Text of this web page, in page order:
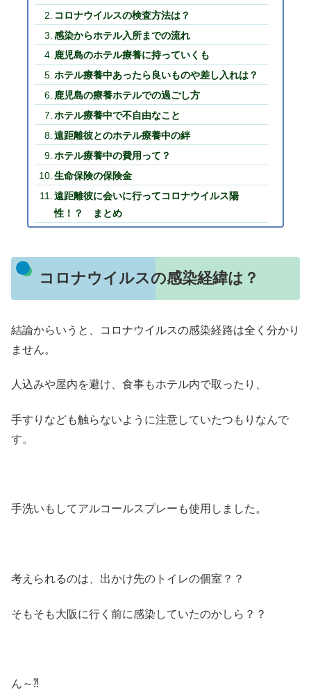
コロナウイルスの検査方法は？
感染からホテル入所までの流れ
鹿児島のホテル療養に持っていくも
ホテル療養中あったら良いものや差し入れは？
鹿児島の療養ホテルでの過ごし方
ホテル療養中で不自由なこと
遠距離彼とのホテル療養中の絆
ホテル療養中の費用って？
生命保険の保険金
遠距離彼に会いに行ってコロナウイルス陽
性！？ まとめ
コロナウイルスの感染経緯は？
結論からいうと、コロナウイルスの感染経路は全く分かり
ません。
人込みや屋内を避け、食事もホテル内で取ったり、
手すりなども触らないように注意していたつもりなんで
す。
手洗いもしてアルコールスプレーも使用しました。
考えられるのは、出かけ先のトイレの個室？？
そもそも大阪に行く前に感染していたのかしら？？
ん～⁈